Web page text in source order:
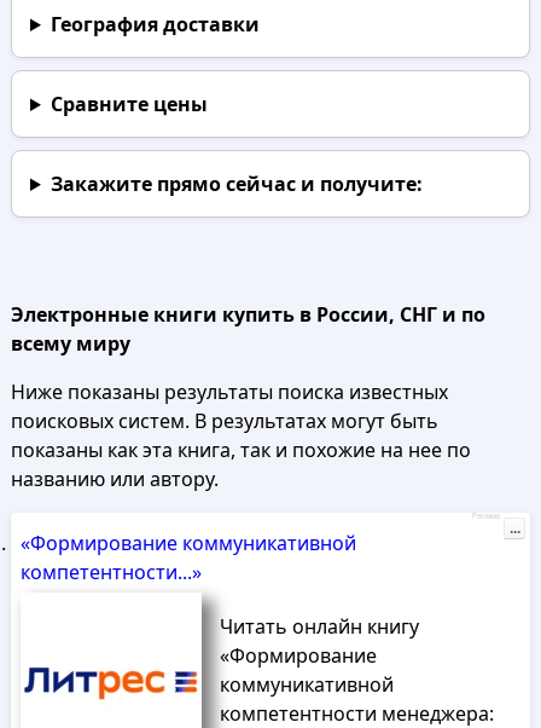
География доставки
Сравните цены
Закажите прямо сейчаси получите:
Электронные книги купить в России, СНГ и по
всему миру
Ниже показаны результаты поиска известных
поисковых систем. В результатах могут быть
показаны как эта книга, так и похожие на нее по
названию или автору.
«Формирование коммуникативной
компетентности...»
Читать онлайн книгу
«Формирование
коммуникативной
компетентности менеджера:
Реклама
...